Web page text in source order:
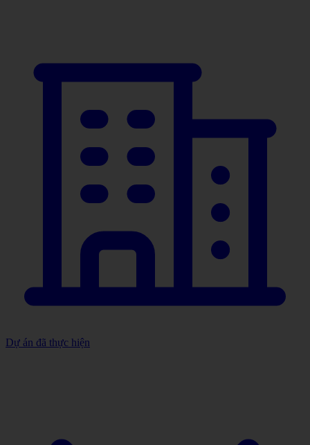
Dự án đã thực hiện